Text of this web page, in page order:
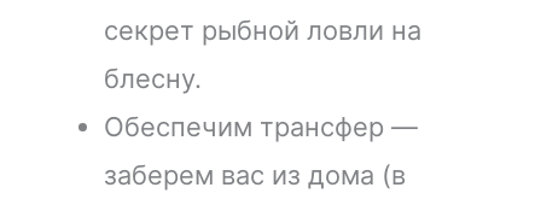
секрет рыбной ловли на
блесну.
Обеспечим трансфер —
заберем вас из дома (в